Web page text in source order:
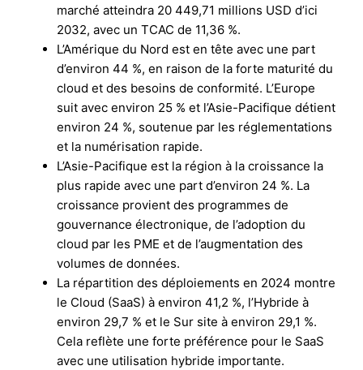
marché atteindra 20 449,71 millions USD d’ici
2032, avec un TCAC de 11,36 %.
L’Amérique du Nord est en tête avec une part
d’environ 44 %, en raison de la forte maturité du
cloud et des besoins de conformité. L’Europe
suit avec environ 25 % et l’Asie-Pacifique détient
environ 24 %, soutenue par les réglementations
et la numérisation rapide.
L’Asie-Pacifique est la région à la croissance la
plus rapide avec une part d’environ 24 %. La
croissance provient des programmes de
gouvernance électronique, de l’adoption du
cloud par les PME et de l’augmentation des
volumes de données.
La répartition des déploiements en 2024 montre
le Cloud (SaaS) à environ 41,2 %, l’Hybride à
environ 29,7 % et le Sur site à environ 29,1 %.
Cela reflète une forte préférence pour le SaaS
avec une utilisation hybride importante.